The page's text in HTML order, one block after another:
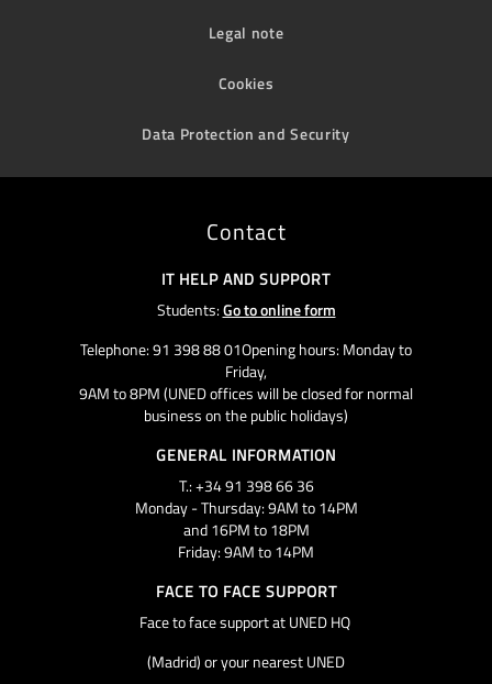
Legal note
Cookies
Data Protection and Security
Contact
IT HELP AND SUPPORT
Students:Go to online form
Telephone: 91 398 88 01Opening hours: Monday to
Friday,
9AM to 8PM (UNED offices will be closed for normal
business on the public holidays)
GENERAL INFORMATION
T.: +34 91 398 66 36
Monday - Thursday: 9AM to 14PM
and 16PM to 18PM
Friday: 9AM to 14PM
FACE TO FACE SUPPORT
Face to face support at UNED HQ
(Madrid) or your nearest UNED